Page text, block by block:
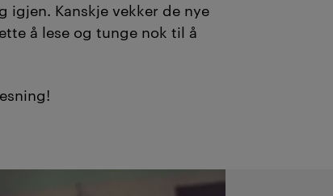
igjen. Kanskje vekker de nye
å lese og tunge nok til å